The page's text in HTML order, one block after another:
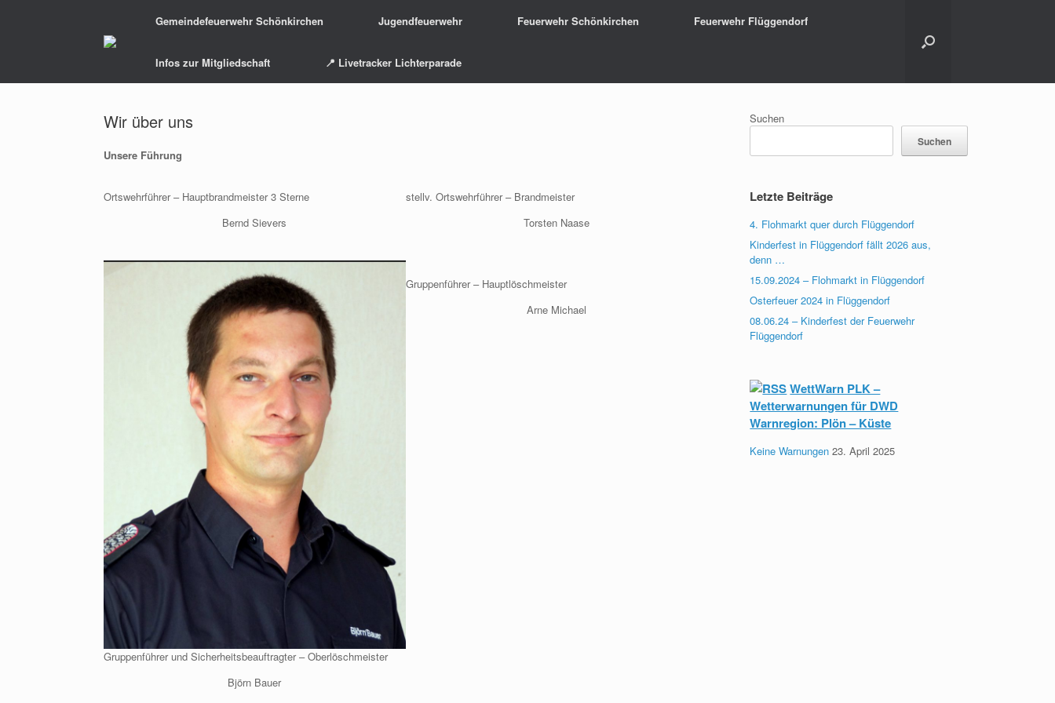
Gemeindefeuerwehr Schönkirchen Jugendfeuerwehr Feuerwehr Schönkirchen Feuerwehr Flüggendorf
Infos zur Mitgliedschaft 📍 Livetracker Lichterparade
Wir über uns
Unsere Führung
Ortswehrführer – Hauptbrandmeister 3 Sterne
Bernd Sievers
stellv. Ortswehrführer – Brandmeister
Torsten Naase
Gruppenführer und Sicherheitsbeauftragter – Oberlöschmeister
Björn Bauer
Gruppenführer – Hauptlöschmeister
Arne Michael
Suchen
Suchen
Letzte Beiträge
4. Flohmarkt quer durch Flüggendorf
Kinderfest in Flüggendorf fällt 2026 aus,
denn …
15.09.2024 – Flohmarkt in Flüggendorf
Osterfeuer 2024 in Flüggendorf
08.06.24 – Kinderfest der Feuerwehr
Flüggendorf
WettWarn PLK –
Wetterwarnungen für DWD
Warnregion: Plön – Küste
Keine Warnungen 23. April 2025